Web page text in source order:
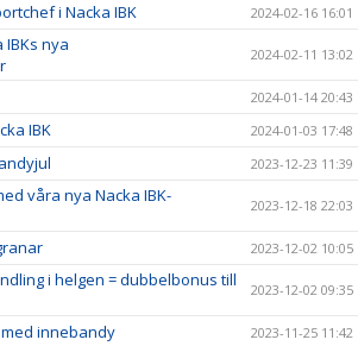
i Nacka IBK 2024-02-16 16:01
IBKs nya
2024-02-11 13:02
2024-01-14 20:43
IBK 2024-01-03 17:48
2023-12-23 11:39
våra nya Nacka IBK-
2023-12-18 22:03
2023-12-02 10:05
i helgen = dubbelbonus till
2023-12-02 09:35
innebandy 2023-11-25 11:42